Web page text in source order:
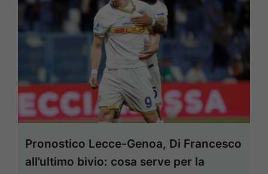
Pronostico Lecce-Genoa, Di Francesco
all’ultimo bivio: cosa serve per la